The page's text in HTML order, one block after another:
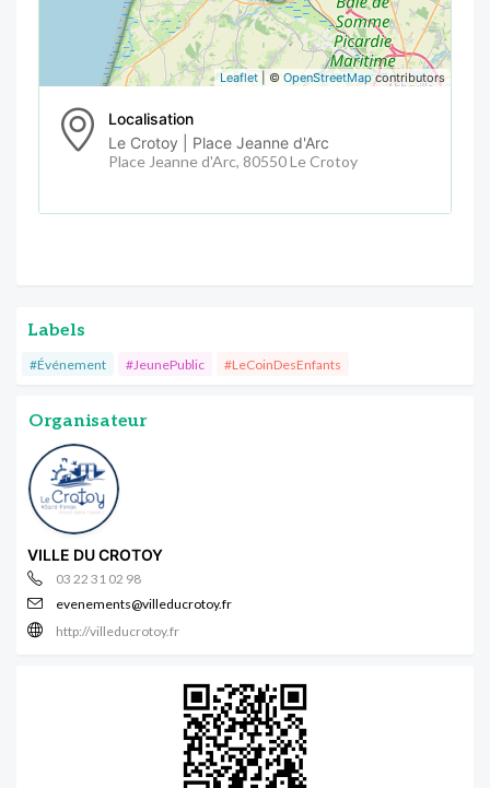
Leaflet | © OpenStreetMapcontributors
Localisation
Le Crotoy | Place Jeanne d'Arc
Place Jeanne d'Arc, 80550 Le Crotoy
Labels
#Événement #JeunePublic #LeCoinDesEnfants
Organisateur
VILLE DU CROTOY
03 22 31 02 98
evenements@villeducrotoy.fr
http://villeducrotoy.fr